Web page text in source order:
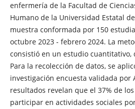
enfermería de la Facultad de
Humano de la Universidad Estatal
muestra conformada por 150
octubre 2023 - febrero 2024. La
consistió en un estudio cuantitativo,
Para la recolección de datos, se
investigación encuesta validada por
resultados revelan que el 37% de
participar en actividades sociales